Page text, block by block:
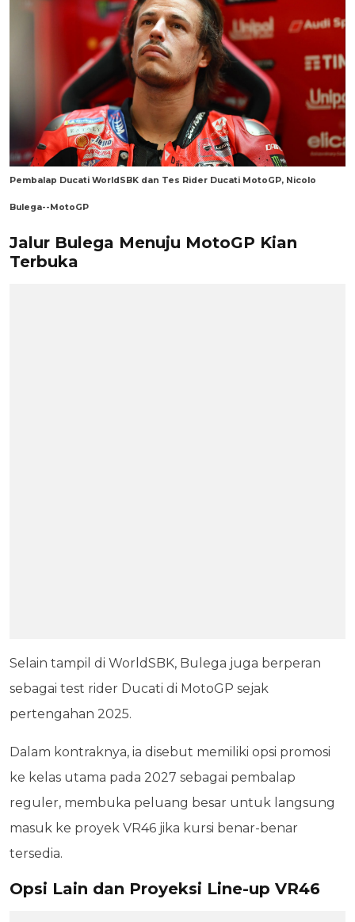
Pembalap Ducati WorldSBK dan Tes Rider Ducati MotoGP, Nicolo
Bulega--MotoGP
Jalur Bulega Menuju MotoGP Kian
Terbuka
Selain tampil di WorldSBK, Bulega juga berperan
sebagai test rider Ducati di MotoGP sejak
pertengahan 2025.
Dalam kontraknya, ia disebut memiliki opsi promosi
ke kelas utama pada 2027 sebagai pembalap
reguler, membuka peluang besar untuk langsung
masuk ke proyek VR46 jika kursi benar-benar
tersedia.
Opsi Lain dan Proyeksi Line-up VR46